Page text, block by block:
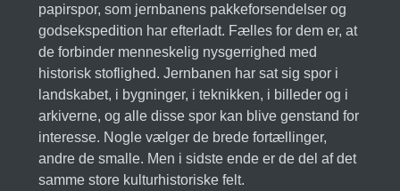
papirspor, som jernbanens pakkeforsendelser og
godsekspedition har efterladt. Fælles for dem er, at
de forbinder menneskelig nysgerrighed med
historisk stoflighed. Jernbanen har sat sig spor i
landskabet, i bygninger, i teknikken, i billeder og i
arkiverne, og alle disse spor kan blive genstand for
interesse. Nogle vælger de brede fortællinger,
andre de smalle. Men i sidste ende er de del af det
samme store kulturhistoriske felt.